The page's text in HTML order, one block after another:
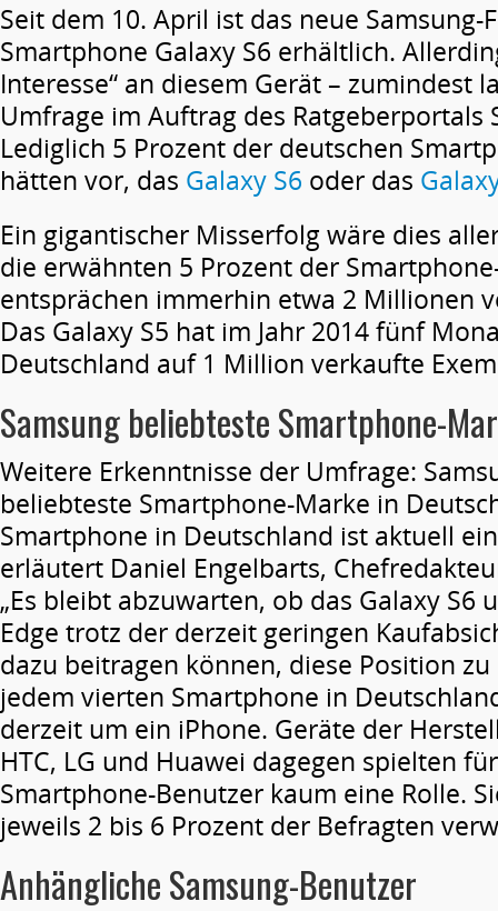
Seit dem 10. April ist das neue Samsung-
Smartphone Galaxy S6 erhältlich.
Interesse“ an diesem Gerät – zumindest
Umfrage im Auftrag des Ratgeberportals
Lediglich 5 Prozent der deutschen
hätten vor, das Galaxy S6 oder das
Ein gigantischer Misserfolg wäre dies
die erwähnten 5 Prozent der
entsprächen immerhin etwa 2 Millionen
Das Galaxy S5 hat im Jahr 2014 fünf
Deutschland auf 1 Million verkaufte
Samsung beliebteste Smartphone-
Weitere Erkenntnisse der Umfrage:
beliebteste Smartphone-Marke in
Smartphone in Deutschland ist aktuell
erläutert Daniel Engelbarts,
„Es bleibt abzuwarten, ob das Galaxy S6
Edge trotz der derzeit geringen
dazu beitragen können, diese Position zu
jedem vierten Smartphone in
derzeit um ein iPhone. Geräte der
HTC, LG und Huawei dagegen spielten
Smartphone-Benutzer kaum eine Rolle.
jeweils 2 bis 6 Prozent der Befragten
Anhängliche Samsung-Benutzer